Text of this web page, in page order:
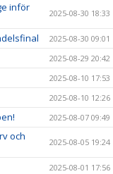
inför
2025-08-30 18:33
2025-08-30 09:01
2025-08-29 20:42
2025-08-10 17:53
2025-08-10 12:26
2025-08-07 09:49
och
2025-08-05 19:24
2025-08-01 17:56